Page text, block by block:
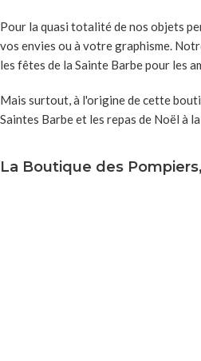
Pour la quasi totalité de nos objets
vos envies ou à votre graphisme.
les fêtes de la Sainte Barbe pour les
Mais surtout, à l'origine de cette
Saintes Barbe et les repas de Noël à
La Boutique des